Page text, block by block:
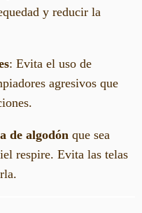
y reducir la
: Evita el uso de
agresivos que
de algodón que sea
respire. Evita las telas